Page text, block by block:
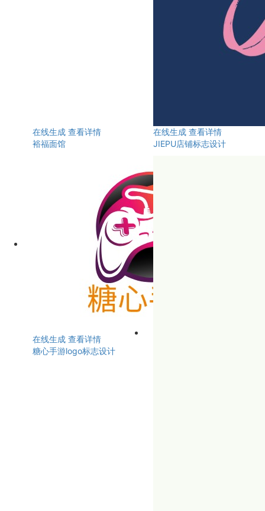
在线生成 查看详情
裕福面馆
在线生成 查看详情
JIEPU店铺标志设计
在线生成 查看详情
糖心手游logo标志设计